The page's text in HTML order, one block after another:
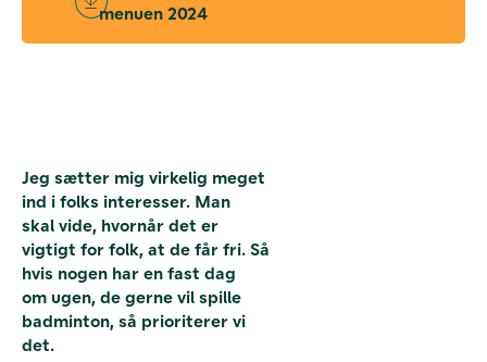
menuen 2024
Jeg sætter mig virkelig meget
ind i folks interesser. Man
skal vide, hvornår det er
vigtigt for folk, at de får fri. Så
hvis nogen har en fast dag
om ugen, de gerne vil spille
badminton, så prioriterer vi
det.